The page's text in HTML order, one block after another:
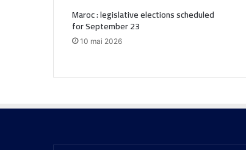
Maroc : legislative elections scheduled
for September 23
10 mai 2026